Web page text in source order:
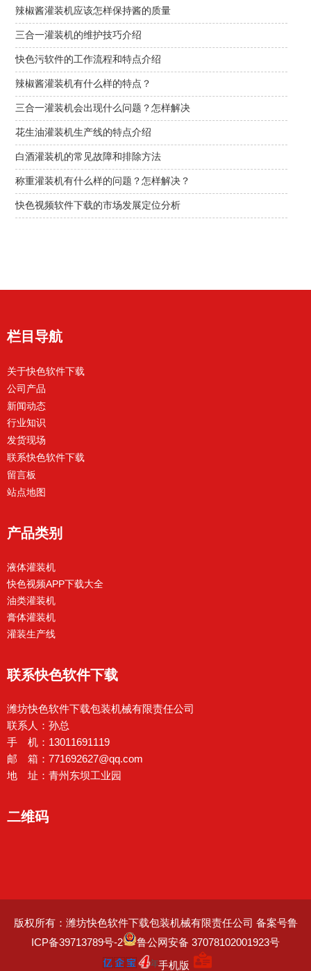
辣椒酱灌装机应该怎样保持酱的质量
三合一灌装机的维护技巧介绍
快色污软件的工作流程和特点介绍
辣椒酱灌装机有什么样的特点？
三合一灌装机会出现什么问题？怎样解决
花生油灌装机生产线的特点介绍
白酒灌装机的常见故障和排除方法
称重灌装机有什么样的问题？怎样解决？
快色视频软件下载的市场发展定位分析
栏目导航
关于快色软件下载
公司产品
新闻动态
行业知识
发货现场
联系快色软件下载
留言板
站点地图
产品类别
液体灌装机
快色视频APP下载大全
油类灌装机
膏体灌装机
灌装生产线
联系快色软件下载
潍坊快色软件下载包装机械有限责任公司
联系人：孙总
手 机：13011691119
邮 箱：771692627@qq.com
地 址：青州东坝工业园
二维码
版权所有：潍坊快色软件下载包装机械有限责任公司 备案号鲁
ICP备39713789号-2
鲁公网安备 37078102001923号
手机版